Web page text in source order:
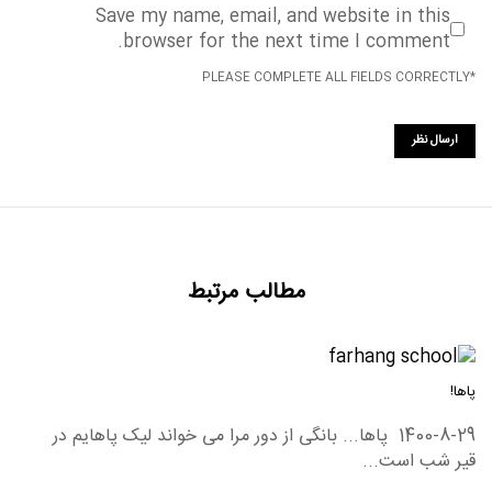
Save my name, email, and website in this
browser for the next time I comment.
*PLEASE COMPLETE ALL FIELDS CORRECTLY
مطالب مرتبط
پاها!
1400-8-29 پاها... بانگی از دور مرا می خواند لیک پاهایم در
قیر شب است...